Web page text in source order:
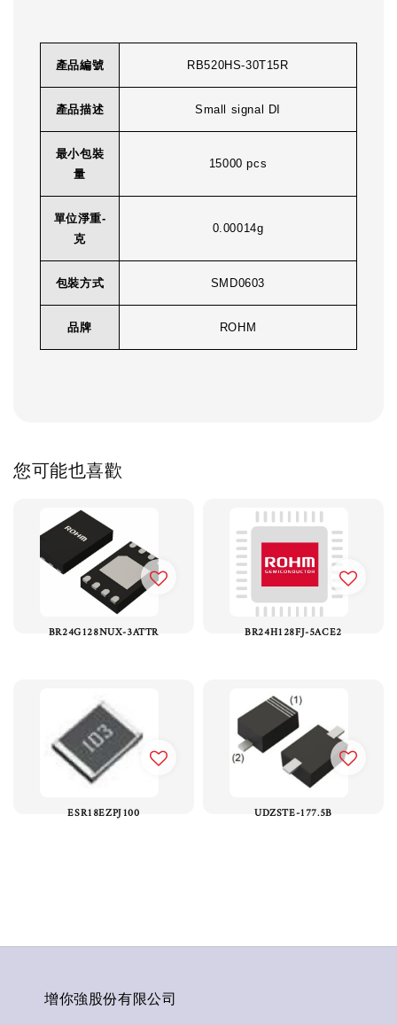
產品編號 RB520HS-30T15R
產品描述 Small signal DI
最小包裝
量
15000 pcs
單位淨重-
克
0.00014g
包裝方式 SMD0603
品牌 ROHM
您可能也喜歡
BR24G128NUX-3ATTR BR24H128FJ-5ACE2
ESR18EZPJ100 UDZSTE-177.5B
增你強股份有限公司